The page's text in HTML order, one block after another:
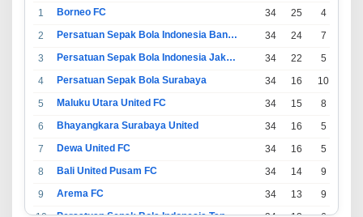
1 Borneo FC 34 25 4
2
Persatuan Sepak Bola Indonesia Bandung 34 24 7
3
Persatuan Sepak Bola Indonesia Jakarta 34 22 5
4
Persatuan Sepak Bola Surabaya 34 16 10
5
Maluku Utara United FC 34 15 8
6
Bhayangkara Surabaya United 34 16 5
7
Dewa United FC 34 16 5
8
Bali United Pusam FC 34 14 9
9
Arema FC 34 13 9